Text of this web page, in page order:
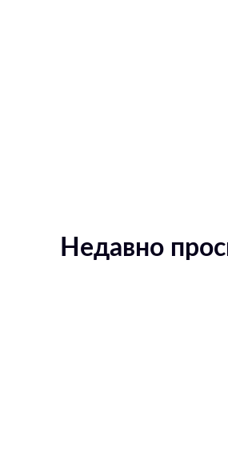
Недавно